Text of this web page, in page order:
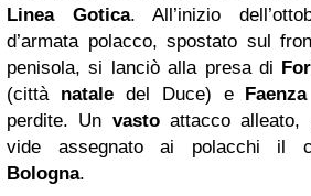
Linea Gotica. All’inizio
d’armata polacco, spostato sul
penisola, si lanciò alla presa di
(città nataledel Duce) e Faenza
perdite. Un vastoattacco alleato,
vide assegnato ai polacchi il
Bologna.